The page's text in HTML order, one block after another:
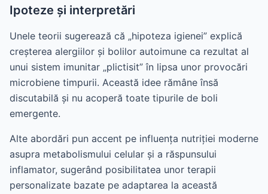
Ipoteze și interpretări
Unele teorii sugerează că „hipoteza igienei” explică
creșterea alergiilor și bolilor autoimune ca rezultat al
unui sistem imunitar „plictisit” în lipsa unor provocări
microbiene timpurii. Această idee rămâne însă
discutabilă și nu acoperă toate tipurile de boli
emergente.
Alte abordări pun accent pe influența nutriției moderne
asupra metabolismului celular și a răspunsului
inflamator, sugerând posibilitatea unor terapii
personalizate bazate pe adaptarea la această